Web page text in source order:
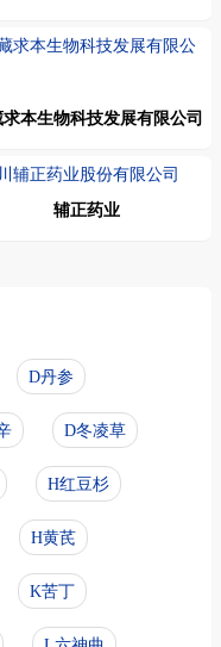
本生物科技发展有限公司
辅正药业
D丹参
D冬凌草
H红豆杉
H黄芪
K苦丁